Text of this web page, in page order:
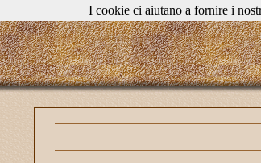
I cookie ci aiutano a fornire i